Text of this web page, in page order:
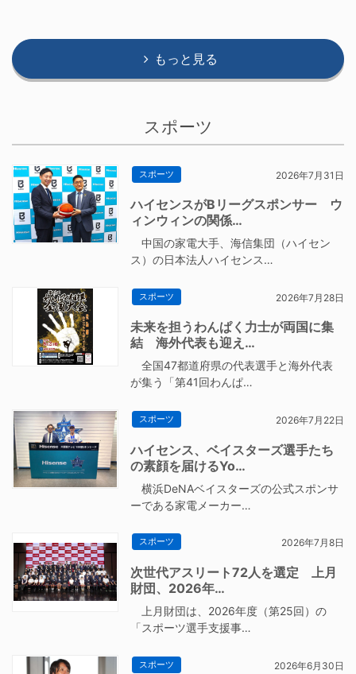
もっと見る
スポーツ
スポーツ 2026年7月31日
ハイセンスがBリーグスポンサー ウ
ィンウィンの関係…
中国の家電大手、海信集団（ハイセン
ス）の日本法人ハイセンス…
スポーツ 2026年7月28日
未来を担うわんぱく力士が両国に集
結 海外代表も迎え…
全国47都道府県の代表選手と海外代表
が集う「第41回わんぱ…
スポーツ 2026年7月22日
ハイセンス、ベイスターズ選手たち
の素顔を届けるYo…
横浜DeNAベイスターズの公式スポンサ
ーである家電メーカー…
スポーツ 2026年7月8日
次世代アスリート72人を選定 上月
財団、2026年…
上月財団は、2026年度（第25回）の
「スポーツ選手支援事…
スポーツ 2026年6月30日